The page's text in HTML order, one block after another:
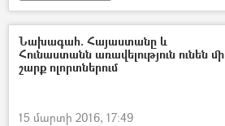
Նախագահ. Հայաստանը և
Հունաստանն առավելություն ունեն մի
շարք ոլորտներում
15 մարտի 2016, 17:49